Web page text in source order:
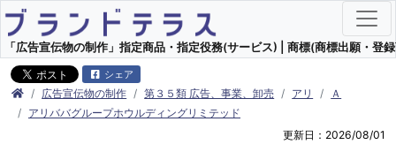
「広告宣伝物の制作」指定商品・指定役務(サービス) | 商標(商標出願・登
シェア
広告宣伝物の制作 第３５類 広告、事業、卸売 アリ
Ａ
アリババグループホウルディングリミテッド
更新日：2026/08/01